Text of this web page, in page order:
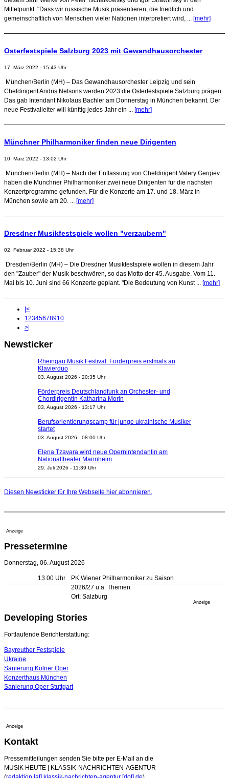
Mittelpunkt. "Dass wir russische Musik präsentieren, die friedlich und
gemeinschaftlich von Menschen vieler Nationen interpretiert wird, ... [mehr]
Osterfestspiele Salzburg 2023 mit Gewandhausorchester
17. März 2022 - 15:43 Uhr
München/Berlin (MH) – Das Gewandhausorchester Leipzig und sein
Chefdirigent Andris Nelsons werden 2023 die Osterfestspiele Salzburg prägen.
Das gab Intendant Nikolaus Bachler am Donnerstag in München bekannt. Der
neue Festivalleiter will künftig jedes Jahr ein ... [mehr]
Münchner Philharmoniker finden neue Dirigenten
10. März 2022 - 13:02 Uhr
München/Berlin (MH) – Nach der Entlassung von Chefdirigent Valery Gergiev
haben die Münchner Philharmoniker zwei neue Dirigenten für die nächsten
Konzertprogramme gefunden. Für die Konzerte am 17. und 18. März in
München sowie am 20. ... [mehr]
Dresdner Musikfestspiele wollen "verzaubern"
02. Februar 2022 - 15:38 Uhr
Dresden/Berlin (MH) – Die Dresdner Musikfestspiele wollen in diesem Jahr
den "Zauber" der Musik beschwören, so das Motto der 45. Ausgabe. Vom 11.
Mai bis 10. Juni sind 66 Konzerte geplant. "Die Bedeutung von Kunst ... [mehr]
|<
1 2345678910
>|
Newsticker
Rheingau Musik Festival: Förderpreis erstmals an
Klavierduo
03. August 2026 - 20:35 Uhr
Förderpreis Deutschlandfunk an Orchester- und
Chordirigentin Katharina Morin
03. August 2026 - 13:17 Uhr
Berufsorientierungscamp für junge ukrainische Musiker
startet
03. August 2026 - 08:00 Uhr
Elena Tzavara wird neue Opernintendantin am
Nationaltheater Mannheim
29. Juli 2026 - 11:39 Uhr
geht 2027
Kammerorchester Heilbronn: Chefdirigent Risto Joost
Opernhäuser gedenken vertriebener jüdischer
Ensemblemitglieder
Festspiele
17. Juli 2026 - 18:03 Uhr
16. Juli 2026 - 22:49 Uhr
Quatuor Ebène wird mit Bremer Musikfest-Preis
04. August 2026 - 13:30 Uhr
Diesen Newsticker für Ihre Webseite hier abonnieren.
Anzeige
Pressetermine
Donnerstag, 06. August 2026
13.00 Uhr
PK Wiener Philharmoniker zu Saison
2026/27 u.a. Themen
Ort: Salzburg
Anzeige
Developing Stories
Fortlaufende Berichterstattung:
Bayreuther Festspiele
Ukraine
Sanierung Kölner Oper
Konzerthaus München
Sanierung Oper Stuttgart
Anzeige
Kontakt
Pressemitteilungen senden Sie bitte per E-Mail an die
MUSIK HEUTE | KLASSIK-NACHRICHTEN-AGENTUR